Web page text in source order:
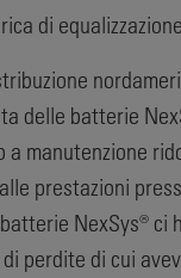
di
delle batterie
a manutenzione
prestazioni
NexSys® ci
perdite di cui